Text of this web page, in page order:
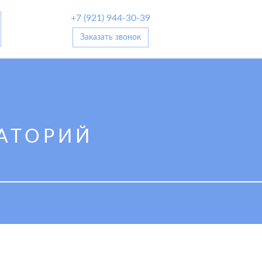
+7 (921) 944-30-39
Заказать звонок